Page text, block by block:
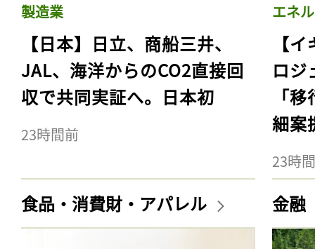
製造業
【日本】日立、商船三井、
JAL、海洋からのCO2直接回
収で共同実証へ。日本初
23時間前
エネ
【
ロジ
「
細案
23時
食品・消費財・アパレル 金融